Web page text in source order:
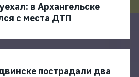
в Архангельске
с места ДТП
пострадали два